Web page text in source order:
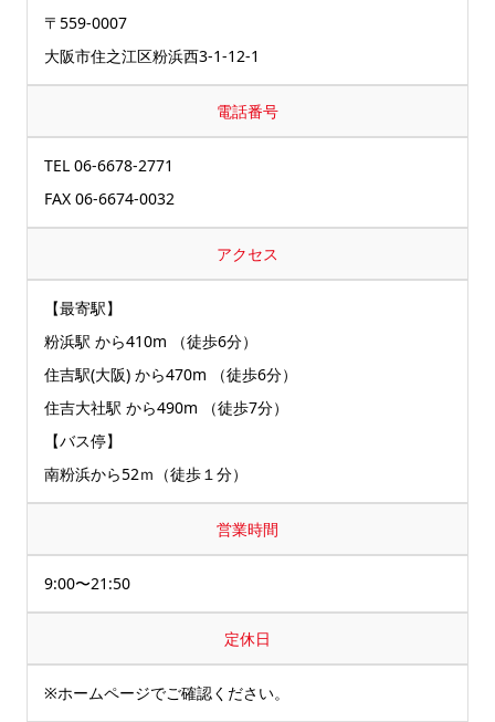
〒559-0007
大阪市住之江区粉浜西3-1-12-1
電話番号
TEL 06-6678-2771
FAX 06-6674-0032
アクセス
【最寄駅】
粉浜駅 から410m （徒歩6分）
住吉駅(大阪) から470m （徒歩6分）
住吉大社駅 から490m （徒歩7分）
【バス停】
南粉浜から52ｍ（徒歩１分）
営業時間
9:00〜21:50
定休日
※ホームページでご確認ください。